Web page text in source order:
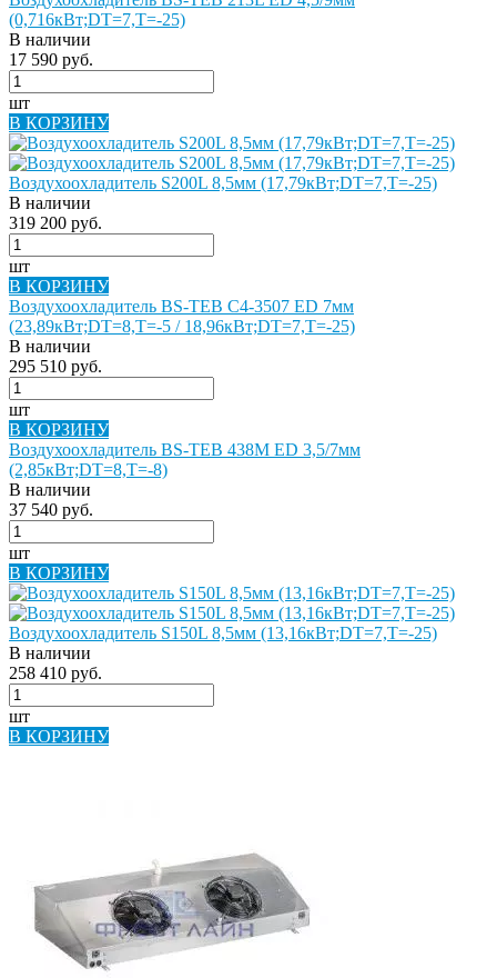
(0,716кВт;DT=7,Т=-25)
В наличии
17 590 руб.
шт
В КОРЗИНУ
Воздухоохладитель S200L 8,5мм (17,79кВт;DT=7,Т=-25)
В наличии
319 200 руб.
шт
В КОРЗИНУ
Воздухоохладитель BS-TEB C4-3507 ED 7мм
(23,89кВт;DT=8,Т=-5 / 18,96кВт;DT=7,Т=-25)
В наличии
295 510 руб.
шт
В КОРЗИНУ
Воздухоохладитель BS-TEB 438M ED 3,5/7мм
(2,85кВт;DT=8,Т=-8)
В наличии
37 540 руб.
шт
В КОРЗИНУ
Воздухоохладитель S150L 8,5мм (13,16кВт;DT=7,Т=-25)
В наличии
258 410 руб.
шт
В КОРЗИНУ